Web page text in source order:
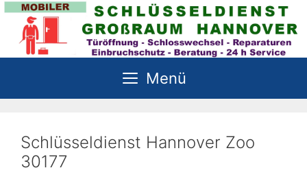
Zum
Inhalt
springen
Menü
Schlüsseldienst Hannover Zoo
30177